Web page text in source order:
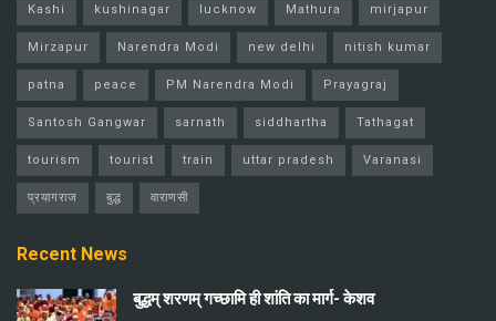
Kashi kushinagar lucknow Mathura mirjapur
Mirzapur Narendra Modi new delhi nitish kumar
patna peace PM Narendra Modi Prayagraj
Santosh Gangwar sarnath siddhartha Tathagat
tourism tourist train uttar pradesh Varanasi
प्रयागराज बुद्ध वाराणसी
Recent News
बुद्धम् शरणम् गच्छामि ही शांति का मार्ग- केशव